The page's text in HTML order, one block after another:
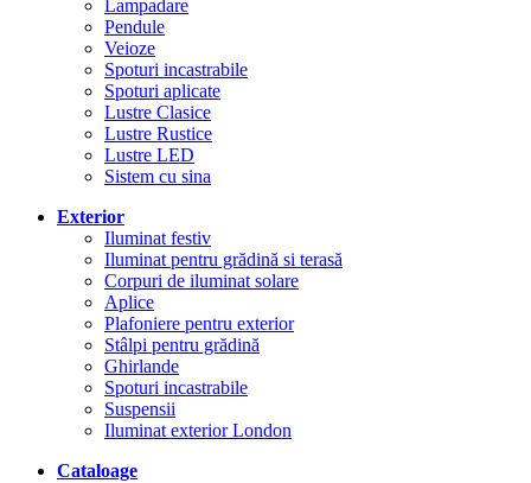
Lampadare
Pendule
Veioze
Spoturi incastrabile
Spoturi aplicate
Lustre Clasice
Lustre Rustice
Lustre LED
Sistem cu sina
Exterior
Iluminat festiv
Iluminat pentru grădină si terasă
Corpuri de iluminat solare
Aplice
Plafoniere pentru exterior
Stâlpi pentru grădină
Ghirlande
Spoturi incastrabile
Suspensii
Iluminat exterior London
Cataloage